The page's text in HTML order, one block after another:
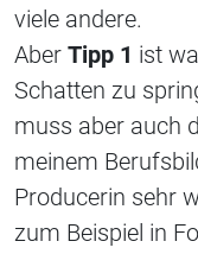
viele andere.
Aber Tipp 1 ist
Schatten zu
muss aber auch
meinem
Producerin sehr
zum Beispiel in